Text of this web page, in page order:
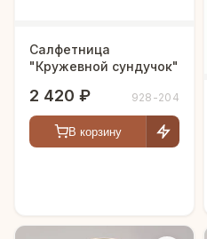
Салфетница
"Кружевной сундучок"
2 420 ₽ 928-204
В корзину